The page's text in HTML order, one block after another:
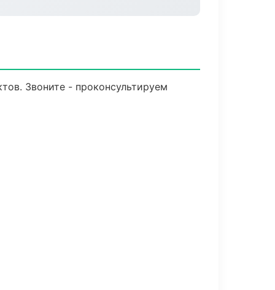
Звоните - проконсультируем